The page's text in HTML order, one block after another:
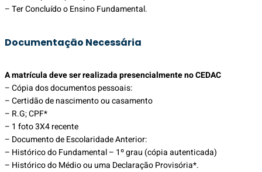
– Ter Concluído o Ensino Fundamental.
Documentação Necessária
A matrícula deve ser realizada presencialmente no CEDAC
– Cópia dos documentos pessoais:
– Certidão de nascimento ou casamento
– R.G; CPF*
– 1 foto 3X4 recente
– Documento de Escolaridade Anterior:
– Histórico do Fundamental – 1º grau (cópia autenticada)
– Histórico do Médio ou uma Declaração Provisória*.